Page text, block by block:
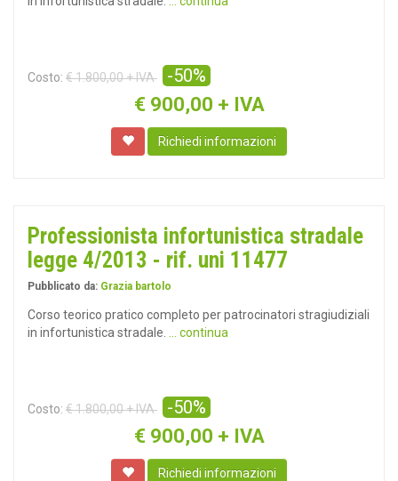
Costo: € 1.800,00 + IVA -50%
€ 900,00 + IVA
Richiedi informazioni
Professionista infortunistica stradale
legge 4/2013 - rif. uni 11477
Pubblicato da: Grazia bartolo
Corso teorico pratico completo per patrocinatori stragiudiziali
in infortunistica stradale.
... continua
Costo: € 1.800,00 + IVA -50%
€ 900,00 + IVA
Richiedi informazioni